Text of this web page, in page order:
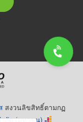
สงวนลิขสิทธิ์ตามกฏ
ำกัด (มหาชน)